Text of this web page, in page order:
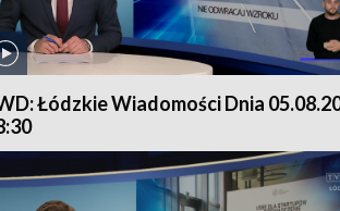
Łódzkie Wiadomości Dnia